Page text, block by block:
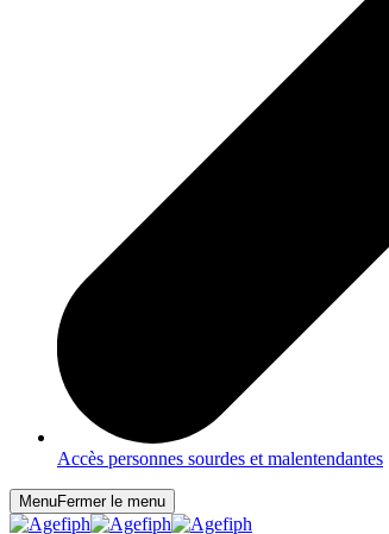
Accès personnes sourdes et malentendantes
MenuFermer le menu